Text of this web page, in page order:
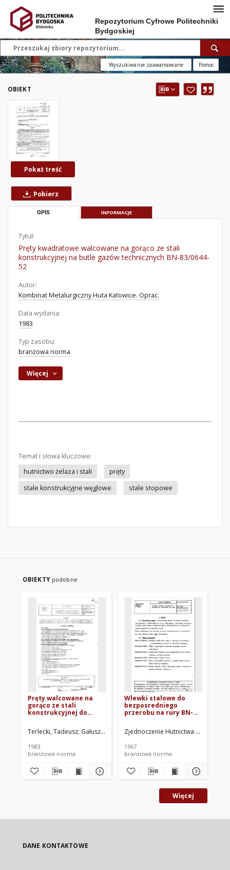
Repozytorium Cyfrowe Politechniki
Bydgoskiej
Wyszukiwanie zaawansowane Pomoc
OBIEKT
Pokaż treść
Pobierz
OPIS INFORMACJE
Tytuł:
Pręty kwadratowe walcowane na gorąco ze stali
konstrukcyjnej na butle gazów technicznych BN-83/0644-
52
Autor:
Kombinat Metalurgiczny Huta Katowice. Oprac.
Data wydania:
1983
Typ zasobu:
branżowa norma
Więcej
Temat i słowa kluczowe:
hutnictwo żelaza i stali
pręty
stale konstrukcyjne węglowe
stale stopowe
OBIEKTY podobne
Pręty walcowane na
gorąco ze stali
konstrukcyjnej do
lotniczego i
specjalnych silników
83/0644-42
Terlecki, Tadeusz Gałuszka, Mieczysław Wocławski, Alfons
1983
branżowa norma
Wlewki stalowe do
bezposredniego
przerobu na rury BN-
Zjednoczenie Hutnictwa Żelaza i
1967
branżowa norma
Więcej
DANE KONTAKTOWE